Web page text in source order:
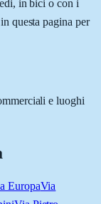
in bici o con i
questa pagina per
e luoghi
EuropaVia